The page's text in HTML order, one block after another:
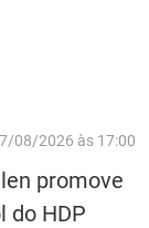
08/2026 às 17:00
promove
do HDP